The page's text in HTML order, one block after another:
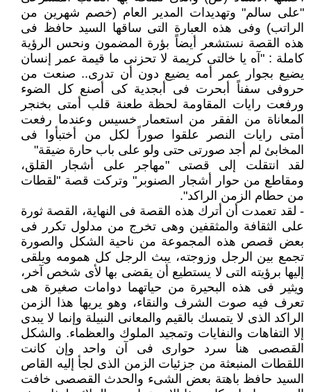
"على سالم" وتهديدات المدير العام (خصم شهرين من
الراتب) وفى هذه العبارة التى ساقها السيد حافظ فى
هذه القصة نستشعر أيضاً بؤرة المضمون ونحس الرؤية
كاملة : "آه يا خالتى كريمة لا تحزنى ما قيمة عمر إنسان
يضيع بجوار عمر أمه يضيع دون أن تدرى.. صنعت من
حروفى سفناً أبحرت فى أبجدية كى أصنع كل الضوء
ورفعت رايات المقاومة لحظة طعنة قلب أمتى بخنجر
المعاناة من الفقر من استعمار خسيس وعندما رفعت
أمتى رايات النصر علقوا صوراً لكل من أختبأوا فى
المخابئ لم أجد صورتى حتى ولو على باب حارة ضيقة"
لقد انتقلت إلى قصتى "مهاجر على أشجار القلق،
ومقاطع من حوار أشجار الصنوبر" وتركت قصة "لقطات
من حطام الزمن الراكد".
- لقد تعمدت أن أترك هذه القصة فى النهاية، القصة ثورة
على الثقافة والمثقفين وهى تخرج من مدلول تكرر فى
بعض قصص هذه المجموعة من ناحية الشكل والصورة
تجمع بين الرجل وزوجته، يبث الرجل كل همومه ويلقى
إليها برؤيته التى لا يستطيع أن يقضى بها لأى شخص آخر،
ويثير فى هذه البحيرة من حياتهما دوامات صغيرة هى
تعرف فيه صوت الشرف والنقاء، وهو يريها هذا الزمن
الراكد الذى لا يتمسك بالقيم والمعانى النبيلة وإنما لا يبدى
إلا التفاهات والنفايات وتمجيد الملوك والعظماء. والشكل
القصصى هنا سرد حوارى فى آن واحد وإن كانت
اللقطات المنبعثة من جزئيات الزمن الذى لجأ إليه القاص
السيد حافظ باهتة بعض الشىء والحدث القصصى خافت